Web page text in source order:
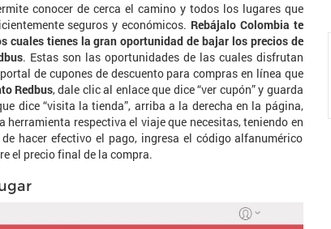
conocer de cerca el camino y todos los lugares que
seguros y económicos. Rebájalo Colombia te
cuales tienes la gran oportunidad de bajar los precios de
. Estas son las oportunidades de las cuales disfrutan
de cupones de descuento para compras en línea que
Redbus, dale clic al enlace que dice “ver cupón” y guarda
dice “visita la tienda”, arriba a la derecha en la página,
herramienta respectiva el viaje que necesitas, teniendo en
hacer efectivo el pago, ingresa el código alfanumérico
el precio final de la compra.